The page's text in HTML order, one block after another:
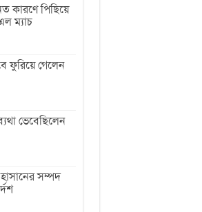
কারণে পিছিয়ে
ম্যাচ
ফুরিয়ে গেলেন
ভেবেছিলেন
সম্পদ